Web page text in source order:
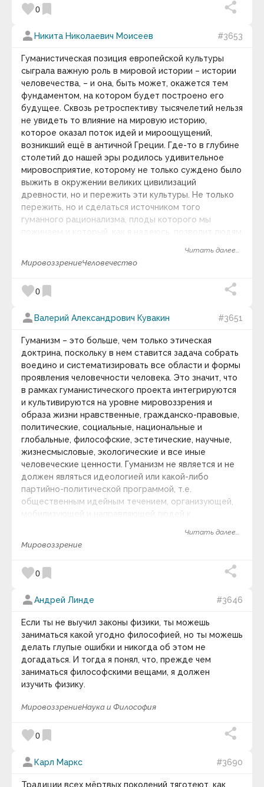
favorite0 bookmark
person Никита Николаевич Моисеев #3653
Гуманистическая позиция европейской культуры
сыграла важную роль в мировой истории – истории
человечества, – и она, быть может, окажется тем
фундаментом, на котором будет построено его
будущее. Сквозь ретроспективу тысячелетий нельзя
не увидеть то влияние на мировую историю,
которое оказал поток идей и мироощущений,
возникший ещё в античной Греции. Где-то в глубине
столетий до нашей эры родилось удивительное
мировосприятие, которому не только суждено было
выжить в окружении великих цивилизаций
древности, но и пережить эти культуры. Не только
пережить, но и сделаться источником того
гуманного рационализма, плоды которого мы
техническим прогрессом, необходимостью его
дальнейшего развития, и опасностями, связанными с
этим.
Читать далее...
МировоззрениеЧеловечество
favorite0 bookmark
person Валерий Александрович Кувакин #3651
Гуманизм – это больше, чем только этическая
доктрина, поскольку в нем ставится задача собрать
воедино и систематизировать все области и формы
проявления человечности человека. Это значит, что
в рамках гуманистического проекта интегрируются
и культивируются на уровне мировоззрения и
образа жизни нравственные, гражданско-правовые,
политические, социальные, национальные и
глобальные, философские, эстетические, научные,
жизнесмысловые, экологические и все иные
человеческие ценности. Гуманизм не является и не
должен являться идеологией или какой-либо
партийно-политической программой, т.е.
общественным идейным течением, организующей,
людей над остальными членами национального или
помогает прояснить диапазон и утвердить законное
от которых требует лишь признать
общей основы.
Читать далее...
Мировоззрение
favorite0 bookmark
personАндрей Линде #3646
Если ты не выучил законы физики, ты можешь
заниматься какой угодно философией, но ты можешь
делать глупые ошибки и никогда об этом не
догадаться. И тогда я понял, что, прежде чем
заниматься философскими вещами, я должен
изучить физику.
МировоззрениеНаука и Философия
favorite0 bookmark
person Карл Маркс #3690
Традиции всех мёртвых поколений тяготеют, как
двери к прекрасному.
keyboard_arrow_down